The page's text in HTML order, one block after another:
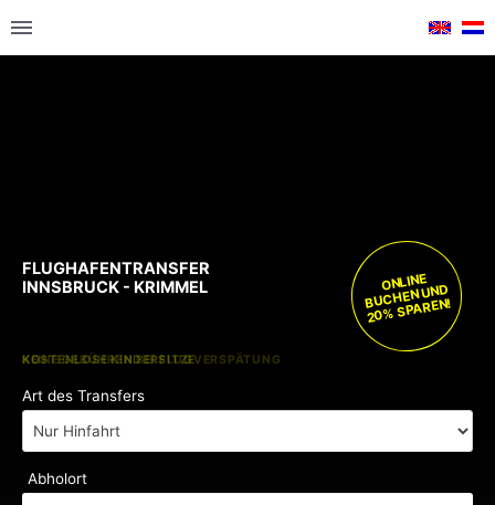
KOSTENLOSE KINDERSITZE
KEINE GEBÜHREN BEI FLUGVERSPÄTUNG
ONLINE
BUCHEN UND
20% SPAREN!
Art des Transfers
Abholort
FLUGHAFENTRANSFER
INNSBRUCK - KRIMMEL